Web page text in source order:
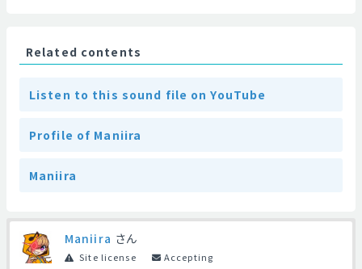
Related contents
Listen to this sound file on YouTube
Profile of Maniira
Maniira
Maniira さん
Site license Accepting